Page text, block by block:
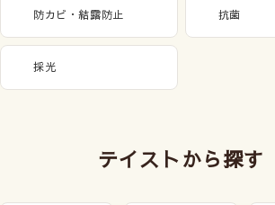
防カビ・結露防止 抗菌
採光
テイストから探す